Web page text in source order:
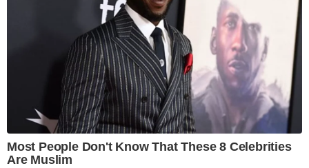
Most People Don't Know That These 8 Celebrities
Are Muslim